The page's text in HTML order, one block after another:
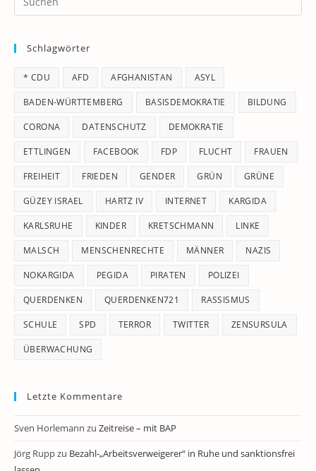
Schlagwörter
* CDU AFD AFGHANISTAN ASYL
BADEN-WÜRTTEMBERG BASISDEMOKRATIE BILDUNG
CORONA DATENSCHUTZ DEMOKRATIE
ETTLINGEN FACEBOOK FDP FLUCHT FRAUEN
FREIHEIT FRIEDEN GENDER GRÜN GRÜNE
GÜZEY ISRAEL HARTZ IV INTERNET KARGIDA
KARLSRUHE KINDER KRETSCHMANN LINKE
MALSCH MENSCHENRECHTE MÄNNER NAZIS
NOKARGIDA PEGIDA PIRATEN POLIZEI
QUERDENKEN QUERDENKEN721 RASSISMUS
SCHULE SPD TERROR TWITTER ZENSURSULA
ÜBERWACHUNG
Letzte Kommentare
Sven Horlemann zu Zeitreise – mit BAP
Jörg Ruppzu Bezahl-„Arbeitsverweigerer“ in Ruhe und sanktionsfrei